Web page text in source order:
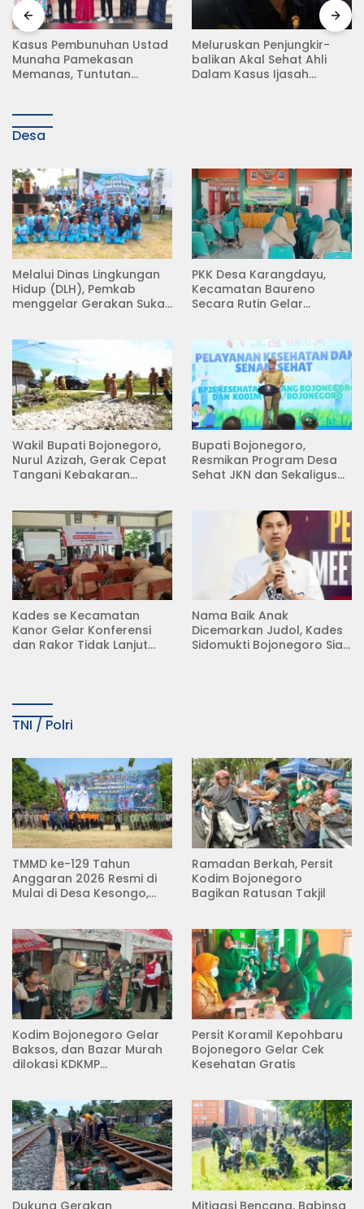
Kasus Pembunuhan Ustad
Munaha Pamekasan
Memanas, Tuntutan
Meluruskan Penjungkir-
balikan Akal Sehat Ahli
Dalam Kasus Ijasah
Desa
Melalui Dinas Lingkungan
Hidup (DLH), Pemkab
menggelar Gerakan Suka
PKK Desa Karangdayu,
Kecamatan Baureno
Secara Rutin Gelar
Wakil Bupati Bojonegoro,
Nurul Azizah, Gerak Cepat
Tangani Kebakaran
Bupati Bojonegoro,
Resmikan Program Desa
Sehat JKN dan Sekaligus
Kades se Kecamatan
Kanor Gelar Konferensi
dan Rakor Tidak Lanjut
Nama Baik Anak
Dicemarkan Judol, Kades
Sidomukti Bojonegoro Siap
TNI / Polri
TMMD ke-129 Tahun
Anggaran 2026 Resmi di
Mulai di Desa Kesongo,
Ramadan Berkah, Persit
Kodim Bojonegoro
Bagikan Ratusan Takjil
Kodim Bojonegoro Gelar
Baksos, dan Bazar Murah
dilokasi KDKMP
Persit Koramil Kepohbaru
Bojonegoro Gelar Cek
Kesehatan Gratis
Dukung Gerakan Mitigasi Bencana, Babinsa